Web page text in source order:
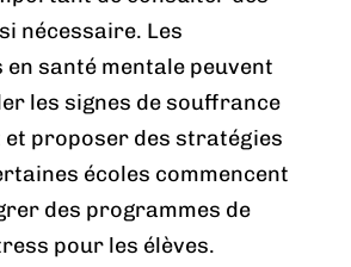
nécessaire. Les
santé mentale peuvent
les signes de souffrance
et proposer des stratégies
écoles commencent
des programmes de
pour les élèves.